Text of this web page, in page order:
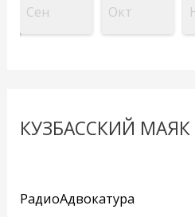
Сен Окт
КУЗБАССКИЙ МАЯК
РадиоАдвокатура